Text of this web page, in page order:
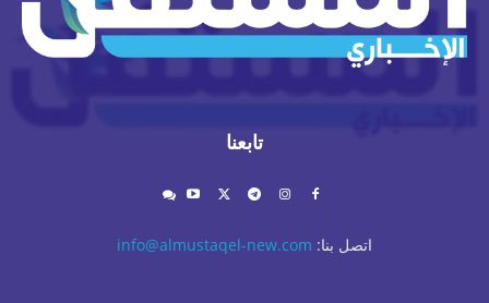
تابعنا
اتصل بنا: info@almustaqel-new.com